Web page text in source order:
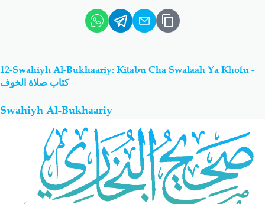
Hadiyth
Aqiydah
Shirki & Kufru
Salaf Wa Ummah Firaq-Makundi
Fiqh-Ibaadah Duaa-Adhkaar
12-Swahiyh Al-Bukhaariy: Kitabu Cha Swalaah Ya Khofu -
كتاب صلاة الخوف
Swahiyh Al-Bukhaariy